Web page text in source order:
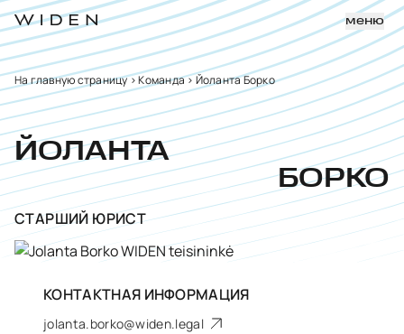
меню
На главную страницу>Команда>Йоланта Борко
ЙОЛАНТА
БОРКО
CТАРШИЙ ЮРИСТ
КОНТАКТНАЯ ИНФОРМАЦИЯ
jolanta.borko@widen.legal